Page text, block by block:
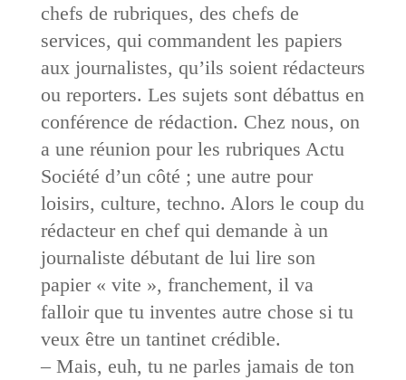
chefs de rubriques, des chefs de
services, qui commandent les papiers
aux journalistes, qu’ils soient rédacteurs
ou reporters. Les sujets sont débattus en
conférence de rédaction. Chez nous, on
a une réunion pour les rubriques Actu
Société d’un côté ; une autre pour
loisirs, culture, techno. Alors le coup du
rédacteur en chef qui demande à un
journaliste débutant de lui lire son
papier « vite », franchement, il va
falloir que tu inventes autre chose si tu
veux être un tantinet crédible.
– Mais, euh, tu ne parles jamais de ton